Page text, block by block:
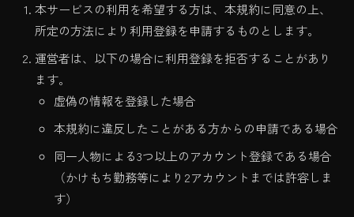
本サービスの利用を希望する方は、本規約に同意の上、
所定の方法により利用登録を申請するものとします。
運営者は、以下の場合に利用登録を拒否することがあり
ます。
虚偽の情報を登録した場合
本規約に違反したことがある方からの申請である場合
同一人物による3つ以上のアカウント登録である場合
（かけもち勤務等により2アカウントまでは許容しま
す）